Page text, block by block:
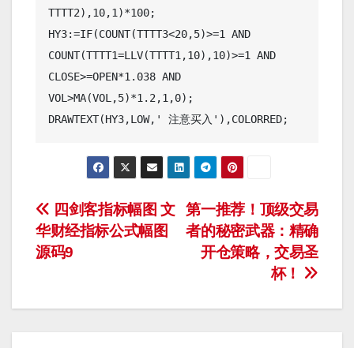
TTTT2),10,1)*100;
HY3:=IF(COUNT(TTTT3<20,5)>=1 AND
COUNT(TTTT1=LLV(TTTT1,10),10)>=1 AND
CLOSE>=OPEN*1.038 AND
VOL>MA(VOL,5)*1.2,1,0);
DRAWTEXT(HY3,LOW,' 注意买入'),COLORRED;
文
章
航
第一推荐！顶级交易
者的秘密武器：精确
开仓策略，交易圣
杯！
四剑客指标幅图 文
华财经指标公式幅图
源码9